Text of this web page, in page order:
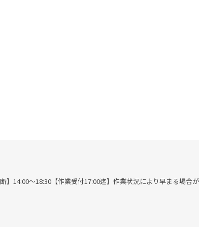
14:00～18:30【作業受付17:00迄】作業状況により早まる場合が